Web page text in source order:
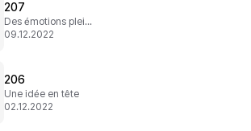
207
Des émotions plein le cœur
09.12.2022
206
Une idée en tête
02.12.2022